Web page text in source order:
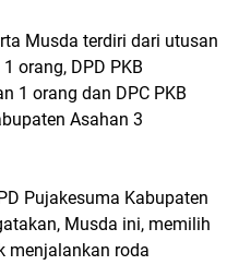
Musda terdiri dari utusan
orang, DPD PKB
1 orang dan DPC PKB
Asahan 3
Pujakesuma Kabupaten
Musda ini, memilih
menjalankan roda